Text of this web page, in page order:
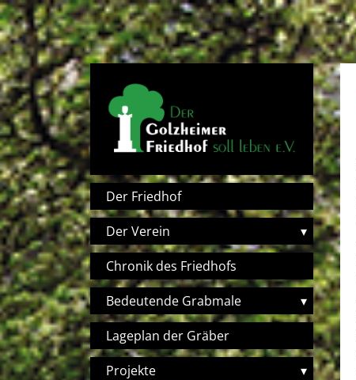
Direkt zum Inhalt
Hauptnavigation
Der Friedhof
Der Verein
▾
Chronik des Friedhofs
Bedeutende Grabmale
▾
Lageplan der Gräber
Projekte
▾